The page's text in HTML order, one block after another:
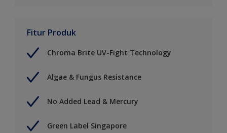
Fitur Produk
Chroma Brite UV-Fight Technology
Algae & Fungus Resistance
No Added Lead & Mercury
Green Label Singapore